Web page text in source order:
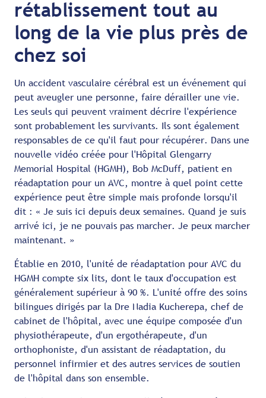
rétablissement tout au
long de la vie plus près de
chez soi
Un accident vasculaire cérébral est un événement qui
peut aveugler une personne, faire dérailler une vie.
Les seuls qui peuvent vraiment décrire l'expérience
sont probablement les survivants. Ils sont également
responsables de ce qu'il faut pour récupérer. Dans une
nouvelle vidéo créée pour l'Hôpital Glengarry
Memorial Hospital (HGMH), Bob McDuff, patient en
réadaptation pour un AVC, montre à quel point cette
expérience peut être simple mais profonde lorsqu'il
dit : « Je suis ici depuis deux semaines. Quand je suis
arrivé ici, je ne pouvais pas marcher. Je peux marcher
maintenant. »
Établie en 2010, l'unité de réadaptation pour AVC du
HGMH compte six lits, dont le taux d'occupation est
généralement supérieur à 90 %. L'unité offre des soins
bilingues dirigés par la Dre Nadia Kucherepa, chef de
cabinet de l'hôpital, avec une équipe composée d'un
physiothérapeute, d'un ergothérapeute, d'un
orthophoniste, d'un assistant de réadaptation, du
personnel infirmier et des autres services de soutien
de l'hôpital dans son ensemble.